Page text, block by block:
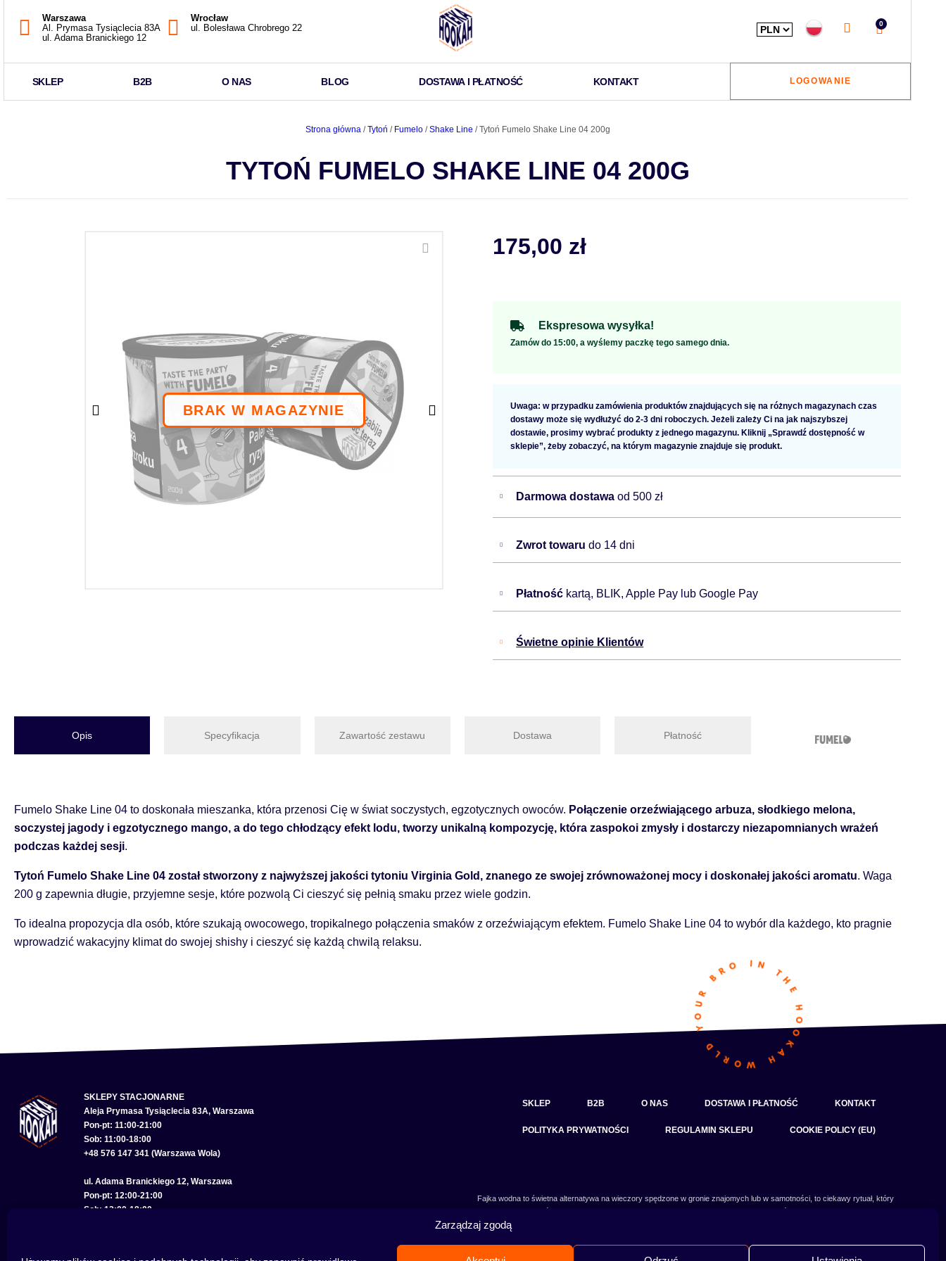
Zarządzaj zgodą
Warszawa
Al. Prymasa Tysiąclecia 83A
ul. Adama Branickiego 12
Wrocław
ul. Bolesława Chrobrego 22
0
SKLEP B2B O NAS BLOG DOSTAWA I PŁATNOŚĆ KONTAKT LOGOWANIE
Strona główna/Tytoń / Fumelo/Shake Line / Tytoń Fumelo Shake Line 04 200g
TYTOŃ FUMELO SHAKE LINE 04 200G
175,00 zł
Ekspresowa wysyłka!
Zamów do 15:00, a wyślemy paczkę tego samego dnia.
Uwaga: w przypadku zamówienia produktów znajdujących się na różnych magazynach czas
dostawy może się wydłużyć do 2-3 dni roboczych. Jeżeli zależy Ci na jak najszybszej
dostawie, prosimy wybrać produkty z jednego magazynu. Kliknij „Sprawdź dostępność w
sklepie”, żeby zobaczyć, na którym magazynie znajduje się produkt.
Darmowa dostawaod 500 zł
Zwrot towarudo 14 dni
Płatność kartą, BLIK, Apple Pay lub Google Pay
Świetne opinie Klientów
Opis Specyfikacja Zawartość zestawu Dostawa Płatność
Fumelo Shake Line 04 to doskonała mieszanka, która przenosi Cię w świat soczystych, egzotycznych owoców. Połączenie orzeźwiającego arbuza, słodkiego melona,
soczystej jagody i egzotycznego mango, a do tego chłodzący efekt lodu, tworzy unikalną kompozycję, która zaspokoi zmysły i dostarczy niezapomnianych wrażeń
podczas każdej sesji.
Tytoń Fumelo Shake Line 04 został stworzony z najwyższej jakości tytoniu Virginia Gold, znanego ze swojej zrównoważonej mocy i doskonałej jakości aromatu. Waga
200 g zapewnia długie, przyjemne sesje, które pozwolą Ci cieszyć się pełnią smaku przez wiele godzin.
To idealna propozycja dla osób, które szukają owocowego, tropikalnego połączenia smaków z orzeźwiającym efektem. Fumelo Shake Line 04 to wybór dla każdego, kto pragnie
wprowadzić wakacyjny klimat do swojej shishy i cieszyć się każdą chwilą relaksu.
SKLEPY STACJONARNE
Aleja Prymasa Tysiąclecia 83A, Warszawa
Pon-pt: 11:00-21:00
Sob: 11:00-18:00
+48 576 147 341 (Warszawa Wola)
ul. Adama Branickiego 12, Warszawa
Pon-pt: 12:00-21:00
Sob: 12:00-18:00
SKLEP B2B O NAS DOSTAWA I PŁATNOŚĆ KONTAKT
POLITYKA PRYWATNOŚCI REGULAMIN SKLEPU COOKIE POLICY (EU)
Fajka wodna to świetna alternatywa na wieczory spędzone w gronie znajomych lub w samotności, to ciekawy rytuał, który
skradł serca wielu osób. Niezależnie od tego czy słowa:
tytoń do shishy
jeszcze nie, to miejsce jest idealne dla Ciebie! Odwiedź nasz